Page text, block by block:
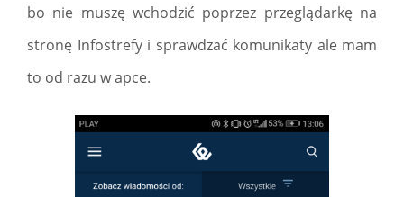
bo nie muszę wchodzić poprzez przeglądarkę na
stronę Infostrefy i sprawdzać komunikaty ale mam
to od razu w apce.